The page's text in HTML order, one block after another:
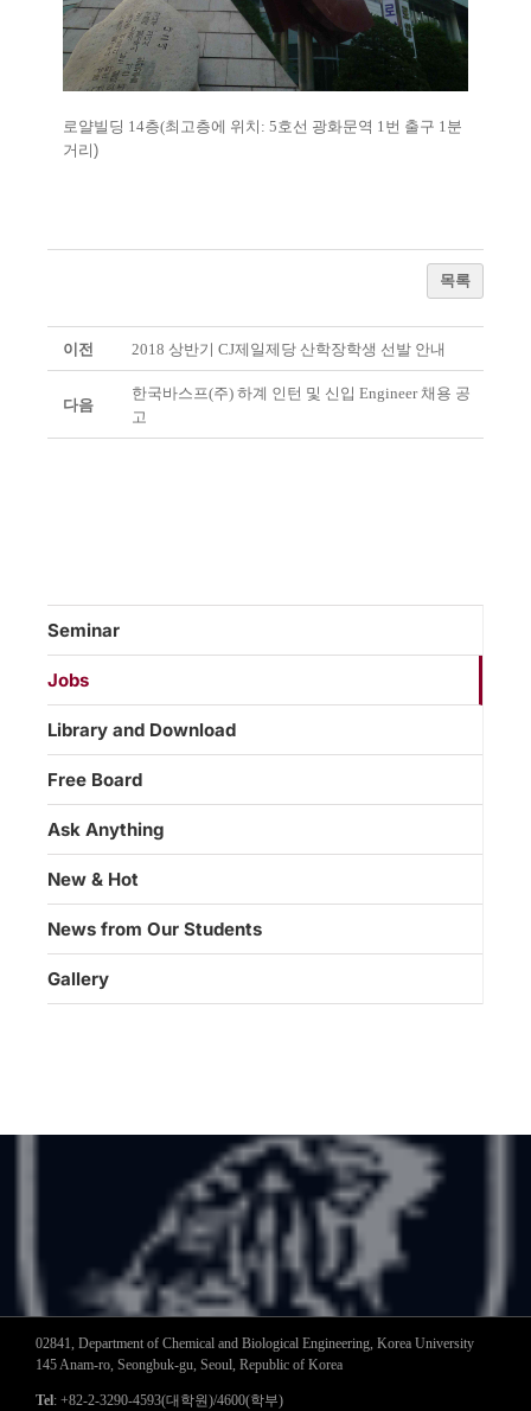
로얄빌딩 14층(최고층에 위치: 5호선 광화문역 1번 출구 1분
거리)
목록
이전 2018 상반기 CJ제일제당 산학장학생 선발 안내
다음
한국바스프(주) 하계 인턴 및 신입 Engineer 채용 공
고
Seminar
Jobs
Library and Download
Free Board
Ask Anything
New & Hot
News from Our Students
Gallery
02841, Department of Chemical and Biological Engineering, Korea University
145 Anam-ro, Seongbuk-gu, Seoul, Republic of Korea
Tel: +82-2-3290-4593(대학원)/4600(학부)